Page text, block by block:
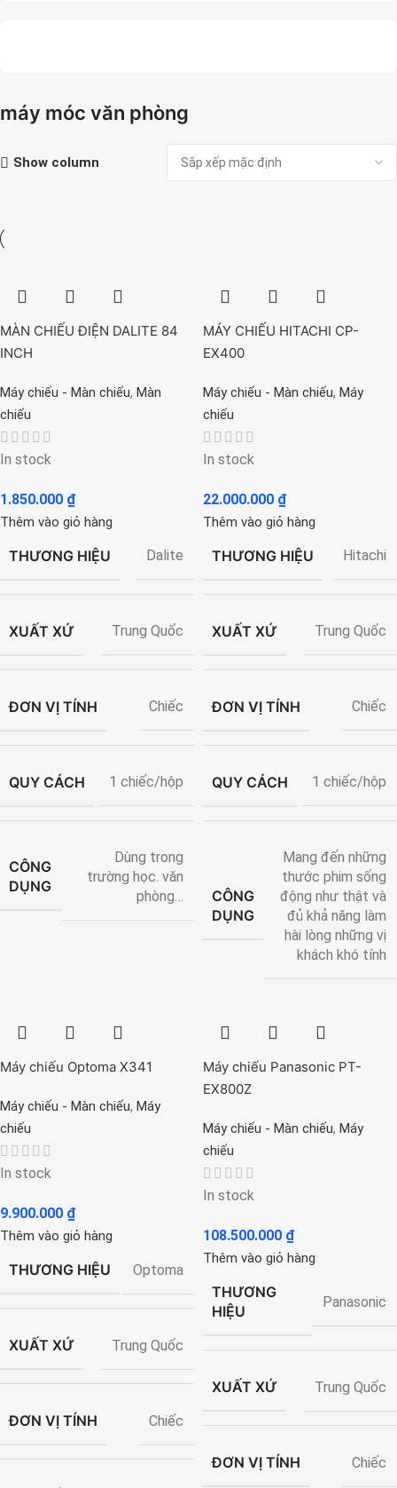
máy móc văn phòng
Show column
MÀN CHIẾU ĐIỆN DALITE 84
INCH
Máy chiếu - Màn chiếu, Màn
chiếu
In stock
1.850.000 ₫
Thêm vào giỏ hàng
THƯƠNG HIỆU Dalite
XUẤT XỨ Trung Quốc
ĐƠN VỊ TÍNH Chiếc
QUY CÁCH 1 chiếc/hộp
CÔNG
DỤNG
Dùng trong
trường học. văn
phòng…
MÁY CHIẾU HITACHI CP-
EX400
Máy chiếu - Màn chiếu, Máy
chiếu
In stock
22.000.000 ₫
Thêm vào giỏ hàng
THƯƠNG HIỆU Hitachi
XUẤT XỨ Trung Quốc
ĐƠN VỊ TÍNH Chiếc
QUY CÁCH 1 chiếc/hộp
CÔNG
DỤNG
Mang đến những
thước phim sống
động như thật và
đủ khả năng làm
hài lòng những vị
khách khó tính
Máy chiếu Optoma X341
Máy chiếu - Màn chiếu, Máy
chiếu
In stock
9.900.000 ₫
Thêm vào giỏ hàng
THƯƠNG HIỆU Optoma
XUẤT XỨ Trung Quốc
ĐƠN VỊ TÍNH Chiếc
Máy chiếu Panasonic PT-
EX800Z
Máy chiếu - Màn chiếu, Máy
chiếu
In stock
108.500.000 ₫
Thêm vào giỏ hàng
THƯƠNG
HIỆU
Panasonic
XUẤT XỨ Trung Quốc
ĐƠN VỊ TÍNH Chiếc